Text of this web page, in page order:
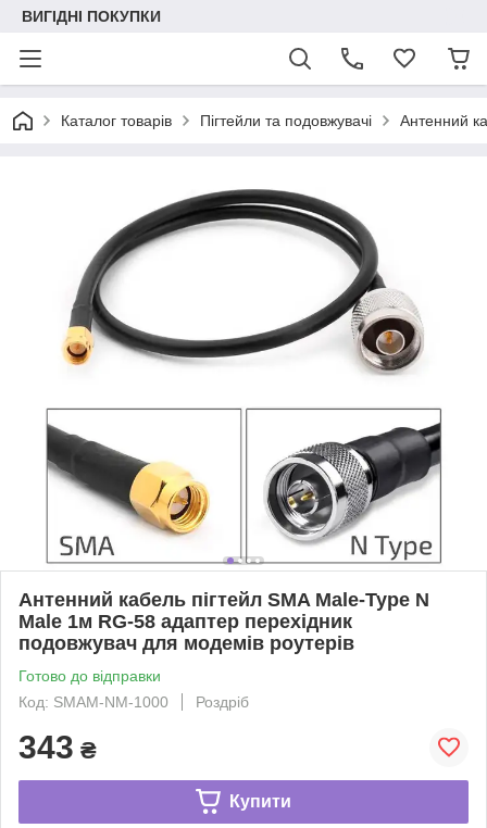
ВИГІДНІ ПОКУПКИ
Каталог товарів Пігтейли та подовжувачі Антенний
Антенний кабель пігтейл SMA Male-Type N
Male 1м RG-58 адаптер перехідник
подовжувач для модемів роутерів
Готово до відправки
Код: SMAM-NM-1000
Роздріб
343 ₴
Купити